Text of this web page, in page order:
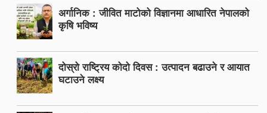
अर्गानिक : जीवित माटोको विज्ञानमा आधारित नेपालको
कृषि भविष्य
दोस्रो राष्ट्रिय कोदो दिवस : उत्पादन बढाउने र आयात
घटाउने लक्ष्य